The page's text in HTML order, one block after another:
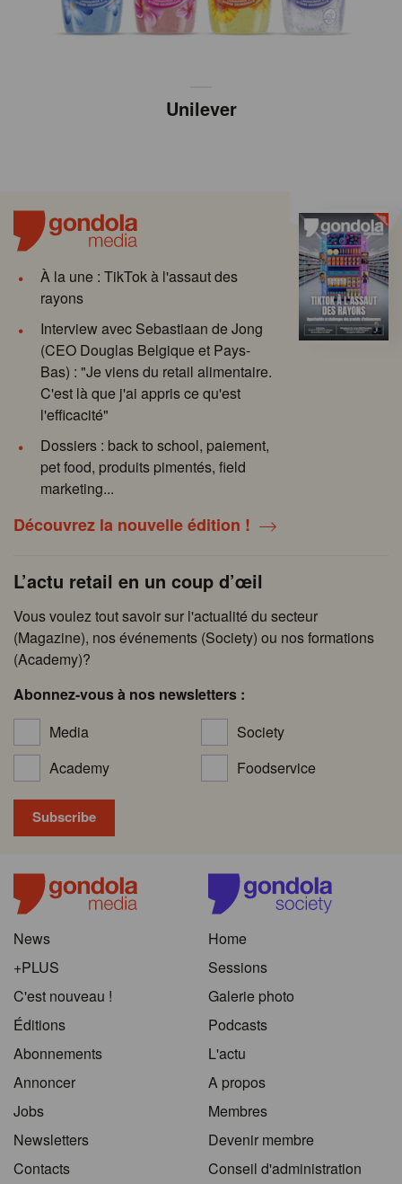
Unilever
À la une : TikTok à l'assaut des
rayons
Interview avec Sebastiaan de Jong
(CEO Douglas Belgique et Pays-
Bas) : "Je viens du retail alimentaire.
C'est là que j'ai appris ce qu'est
l'efficacité"
Dossiers : back to school, paiement,
pet food, produits pimentés, field
marketing...
Découvrez la nouvelle édition !
L’actu retail en un coup d’œil
Vous voulez tout savoir sur l'actualité du secteur
(Magazine), nos événements (Society) ou nos formations
(Academy)?
Abonnez-vous à nos newsletters :
Media
Society
Academy
Foodservice
News
+PLUS
C'est nouveau !
Éditions
Abonnements
Annoncer
Jobs
Newsletters
Contacts
Home
Sessions
Galerie photo
Podcasts
L'actu
A propos
Membres
Devenir membre
Conseil d'administration